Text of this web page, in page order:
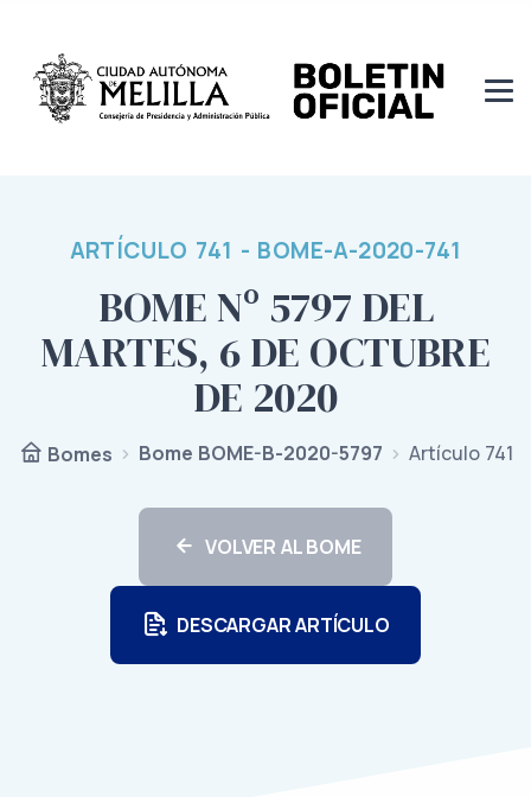
ARTÍCULO 741 - BOME-A-2020-741
BOME Nº 5797 DEL
MARTES, 6 DE OCTUBRE
DE 2020
Bomes Bome BOME-B-2020-5797 Artículo 741
VOLVER AL BOME
DESCARGAR ARTÍCULO